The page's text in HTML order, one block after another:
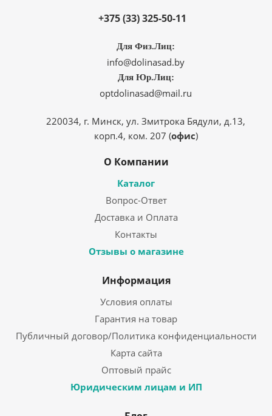
+375 (33) 325-50-11
Для Физ.Лиц:
info@dolinasad.by
Для Юр.Лиц:
optdolinasad@mail.ru
220034, г. Минск, ул. Змитрока Бядули, д.13,
корп.4, ком. 207 (офис)
О Компании
Каталог
Вопрос-Ответ
Доставка и Оплата
Контакты
Отзывы о магазине
Информация
Условия оплаты
Гарантия на товар
Публичный договор/Политика конфиденциальности
Карта сайта
Оптовый прайс
Юридическим лицам и ИП